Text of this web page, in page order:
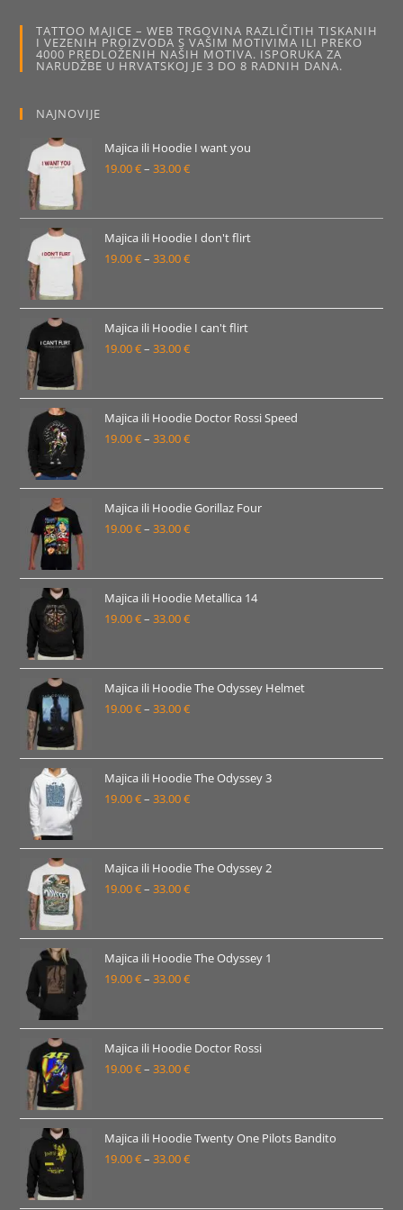
odabrati
na
stranici
proizvoda
TATTOO MAJICE – WEB TRGOVINA RAZLIČITIH TISKANIH
I VEZENIH PROIZVODA S VAŠIM MOTIVIMA ILI PREKO
4000 PREDLOŽENIH NAŠIH MOTIVA. ISPORUKA ZA
NARUDŽBE U HRVATSKOJ JE 3 DO 8 RADNIH DANA.
NAJNOVIJE
Majica ili Hoodie I want you
19.00€– 33.00€Raspon
od
19.00 €
do
Majica ili Hoodie I don't flirt
19.00€– 33.00€Raspon
od
19.00 €
do
Majica ili Hoodie I can't flirt
19.00€– 33.00€Raspon
od
19.00 €
do
Majica ili Hoodie Doctor Rossi Speed
19.00€– 33.00€Raspon
od
19.00 €
do
Majica ili Hoodie Gorillaz Four
19.00€– 33.00€Raspon
od
19.00 €
do
Majica ili Hoodie Metallica 14
19.00€– 33.00€Raspon
od
19.00 €
do
Majica ili Hoodie The Odyssey Helmet
19.00€– 33.00€Raspon
od
19.00 €
do
Majica ili Hoodie The Odyssey 3
19.00€– 33.00€Raspon
od
19.00 €
do
Majica ili Hoodie The Odyssey 2
19.00€– 33.00€Raspon
od
19.00 €
do
Majica ili Hoodie The Odyssey 1
19.00€– 33.00€Raspon
od
19.00 €
do
Majica ili Hoodie Doctor Rossi
19.00€– 33.00€Raspon
od
19.00 €
do
Majica ili Hoodie Twenty One Pilots Bandito
19.00€– 33.00€Raspon
od